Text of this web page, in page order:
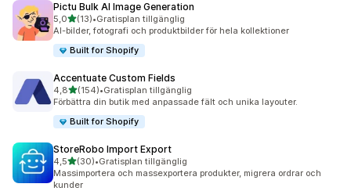
Pictu Bulk AI Image Generation
5,0av 5 stjärnor
(13)
13 recensioner totalt
•Gratisplan tillgänglig
AI-bilder, fotografi och produktbilder för hela kollektioner
Built for Shopify
Accentuate Custom Fields
4,8av 5 stjärnor
(154)
154 recensioner totalt
•Gratisplan tillgänglig
Förbättra din butik med anpassade fält och unika layouter.
Built for Shopify
StoreRobo Import Export
4,5av 5 stjärnor
(30)
30 recensioner totalt
•Gratisplan tillgänglig
Massimportera och massexportera produkter, migrera ordrar och
kunder